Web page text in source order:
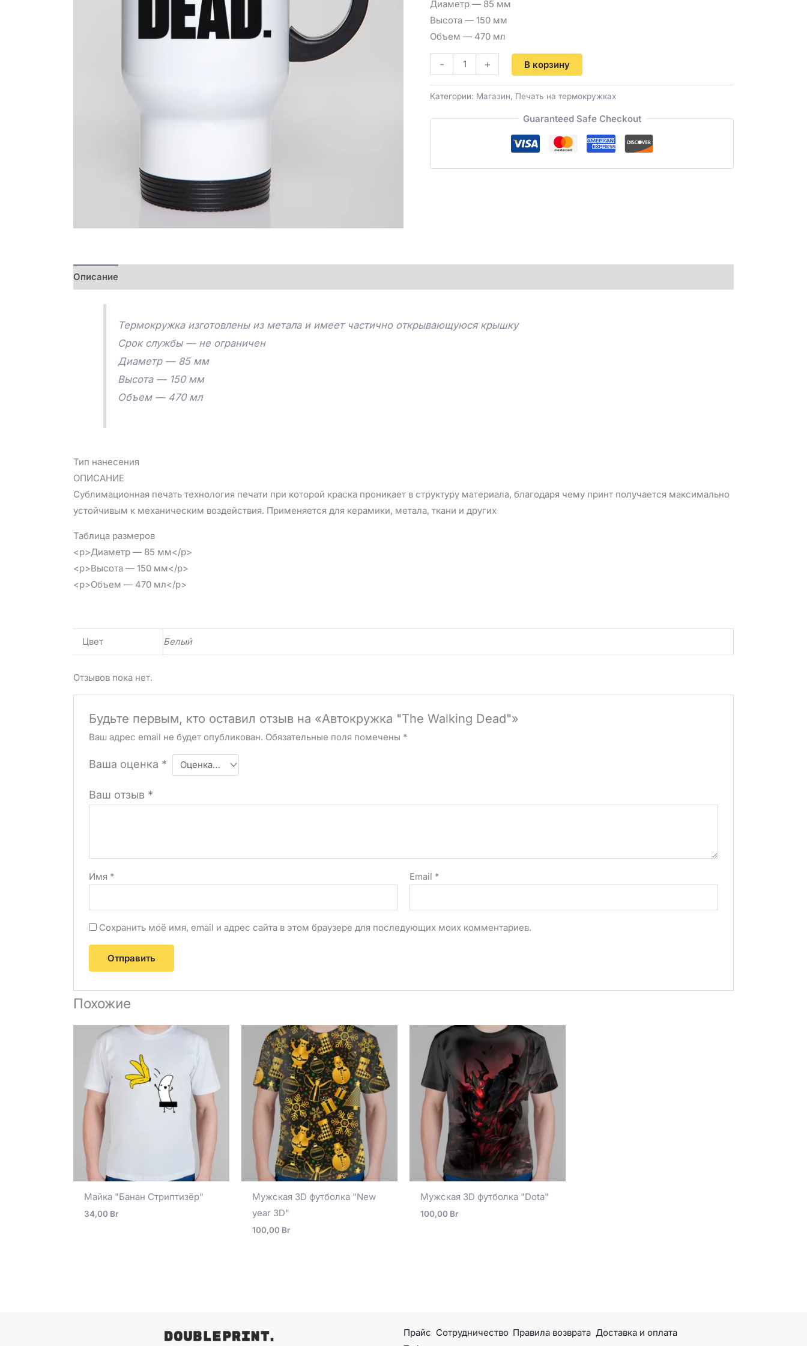
Диаметр — 85 мм
Высота — 150 мм
Объем — 470 мл
- + В корзину
Категории: Магазин, Печать на термокружках
Guaranteed Safe Checkout
Описание
Термокружка изготовлены из метала и имеет частично открывающуюся крышку
Срок службы — не ограничен
Диаметр — 85 мм
Высота — 150 мм
Объем — 470 мл
Тип нанесения
ОПИСАНИЕ
Сублимационная печать технология печати при которой краска проникает в структуру материала, благодаря чему принт получается максимально
устойчивым к механическим воздействия. Применяется для керамики, метала, ткани и других
Таблица размеров
<p>Диаметр — 85 мм</p>
<p>Высота — 150 мм</p>
<p>Объем — 470 мл</p>
Цвет Белый
Отзывов пока нет.
Будьте первым, кто оставил отзыв на «Автокружка "The Walking Dead"»
Ваш адрес email не будет опубликован. Обязательные поля помечены *
Ваша оценка *
Ваш отзыв *
Имя * Email *
Сохранить моё имя, email и адрес сайта в этом браузере для последующих моих комментариев.
Похожие
Майка "Банан Стриптизёр"
34,00 Br
Мужская 3D футболка "New
year 3D"
100,00 Br
Мужская 3D футболка "Dota"
100,00 Br
Прайс Сотрудничество Правила возврата Доставка и оплата